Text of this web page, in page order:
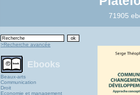
71905
>Recherche avancée
Ebooks
Beaux-arts
Communication
Droit
Economie et management